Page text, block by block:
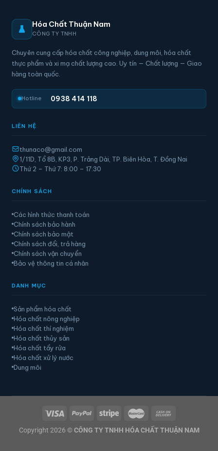
Hóa Chất Thuận Nam
CÔNG TY TNHH
Chuyên cung cấp hóa chất công nghiệp, dung môi, hóa chất
thực phẩm và xi mạ chất lượng cao. Uy tín — Chất lượng — Giao
hàng toàn quốc.
Hotline 0938 414 118
LIÊN HỆ
thunaco@gmail.com
1/11D, Tổ 8B, KP3, P. Trảng Dài, TP. Biên Hòa, T. Đồng Nai
Thứ 2 – Thứ 7: 8:00 – 17:30
CHÍNH SÁCH
Các hình thức thanh toán
Chính sách bảo hành
Chính sách bảo mật
Chính sách đổi, trả hàng
Chính sách vận chuyển
Bảo vệ thông tin cá nhân
DANH MỤC
Sản phẩm hóa chất
Hóa chất nông nghiệp
Hóa chất thí nghiệm
Hóa chất thủy sản
Hóa chất tẩy rửa
Hóa chất xử lý nước
Dung môi
Copyright 2026 © CÔNG TY TNHH HÓA CHẤT THUẬN NAM